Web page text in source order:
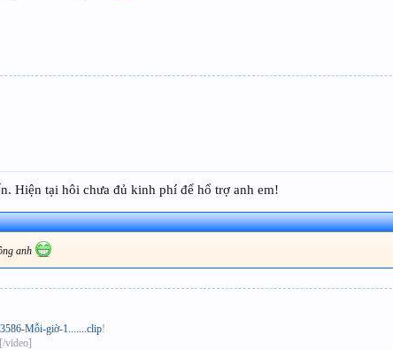
Hiện tại hôi chưa đủ kinh phí để hổ trợ anh em!
anh
Mỗi-giờ-1.......clip!
video]